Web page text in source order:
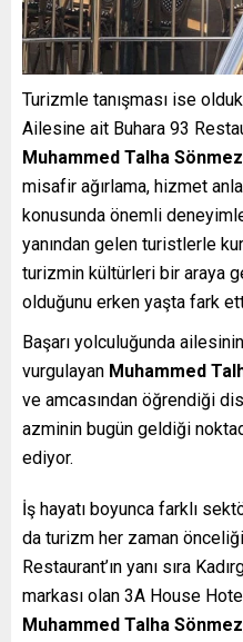
Turizmle tanışması ise
Ailesine ait Buhara 93
Muhammed Talha Sönmez
misafir ağırlama, hizmet
konusunda önemli
yanından gelen turistlerle
turizmin kültürleri bir araya
olduğunu erken yaşta fark
Başarı yolculuğunda
vurgulayan Muhammed
ve amcasından öğrendiği
azminin bugün geldiği
ediyor.
İş hayatı boyunca farklı
da turizm her zaman
Restaurant’ın yanı sıra
markası olan 3A House
Muhammed Talha Sönmez